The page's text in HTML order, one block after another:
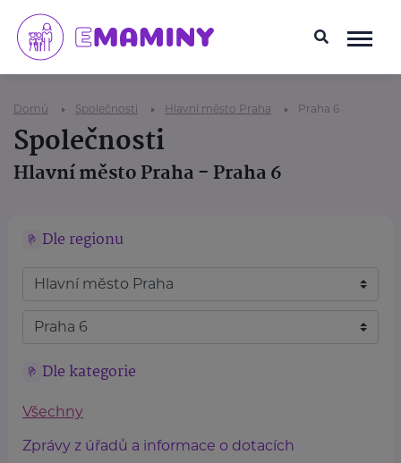
Domů Společnosti Hlavní město Praha Praha 6
Společnosti
Hlavní město Praha - Praha 6
Dle regionu
Dle kategorie
Všechny
Zprávy z úřadů a informace o dotacích